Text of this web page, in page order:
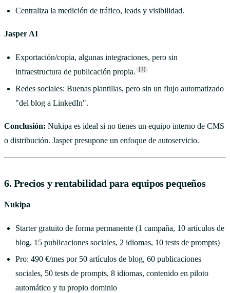
Centraliza la medición de tráfico, leads y visibilidad.
Jasper AI
Exportación/copia, algunas integraciones, pero sin
infraestructura de publicación propia.
[1]
Redes sociales: Buenas plantillas, pero sin un flujo automatizado
"del blog a LinkedIn".
Conclusión: Nukipa es ideal si no tienes un equipo interno de CMS
o distribución. Jasper presupone un enfoque de autoservicio.
6. Precios y rentabilidad para equipos pequeños
Nukipa
Starter gratuito de forma permanente (1 campaña, 10 artículos de
blog, 15 publicaciones sociales, 2 idiomas, 10 tests de prompts)
Pro: 490 €/mes por 50 artículos de blog, 60 publicaciones
sociales, 50 tests de prompts, 8 idiomas, contenido en piloto
automático y tu propio dominio